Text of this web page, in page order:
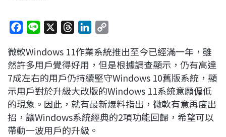
c
e
b
o
o
k
n
e
r
e
a
d
s
n
k
e
d
I
n
p
y
L
i
n
k
微軟Windows 11作業系統推出至今已經滿一年，雖
然許多用戶覺得好用，但是根據調查顯示，仍有高達
7成左右的用戶仍持續堅守Windows 10舊版系統，顯
示用戶對於升級大改版的Windows 11系統意願偏低
的現象。因此，就有最新爆料指出，微軟有意再度出
招，讓Windows系統經典的2項功能回歸，希望可以
帶動一波用戶的升級。